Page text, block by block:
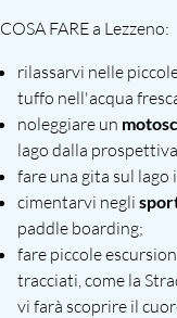
COSA FARE a Lezzeno:
rilassarvi nelle
tuffo nell'acqua
noleggiare un
lago dalla
fare una gita sul lago
cimentarvi negli
paddle boarding;
fare piccole
tracciati, come la
vi farà scoprire il